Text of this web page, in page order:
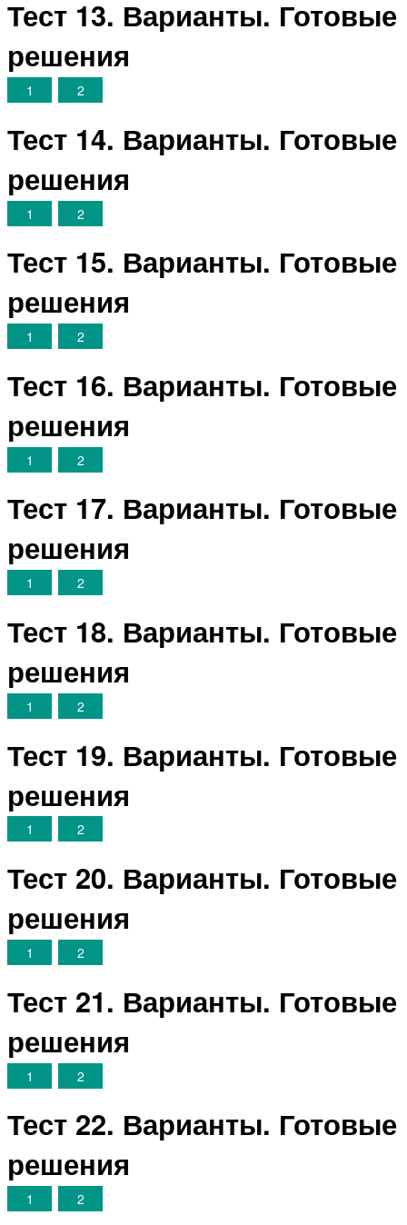
Тест 13. Варианты. Готовые
решения
1 2
Тест 14. Варианты. Готовые
решения
1 2
Тест 15. Варианты. Готовые
решения
1 2
Тест 16. Варианты. Готовые
решения
1 2
Тест 17. Варианты. Готовые
решения
1 2
Тест 18. Варианты. Готовые
решения
1 2
Тест 19. Варианты. Готовые
решения
1 2
Тест 20. Варианты. Готовые
решения
1 2
Тест 21. Варианты. Готовые
решения
1 2
Тест 22. Варианты. Готовые
решения
1 2